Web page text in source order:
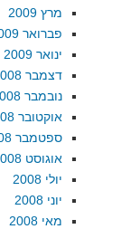
מרץ 2009
פברואר 2009
ינואר 2009
דצמבר 2008
נובמבר 2008
אוקטובר 2008
ספטמבר 2008
אוגוסט 2008
יולי 2008
יוני 2008
מאי 2008